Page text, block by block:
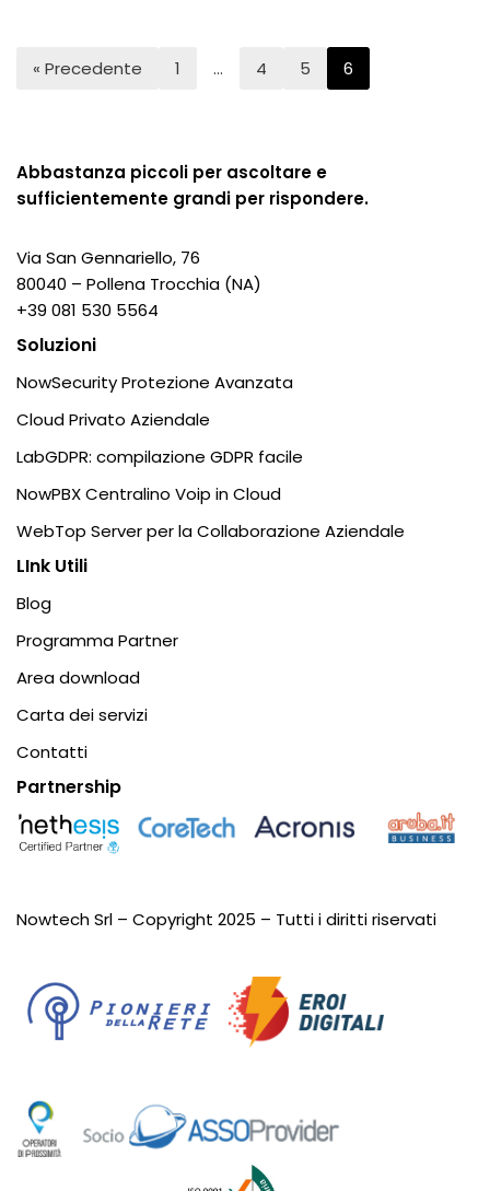
« Precedente 1 … 4 5 6
Abbastanza piccoli per ascoltare e
sufficientemente grandi per rispondere.
Via San Gennariello, 76
80040 – Pollena Trocchia (NA)
+39 081 530 5564
Soluzioni
NowSecurity Protezione Avanzata
Cloud Privato Aziendale
LabGDPR: compilazione GDPR facile
NowPBX Centralino Voip in Cloud
WebTop Server per la Collaborazione Aziendale
LInk Utili
Blog
Programma Partner
Area download
Carta dei servizi
Contatti
Partnership
Nowtech Srl – Copyright 2025 – Tutti i diritti riservati